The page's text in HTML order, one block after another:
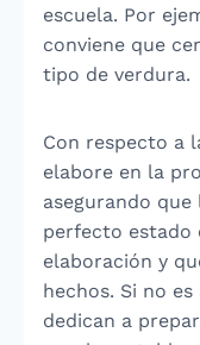
escuela. Por
conviene que
tipo de verdura.
Con respecto a
elabore en la
asegurando
perfecto estado
elaboración y
hechos. Si no
dedican a